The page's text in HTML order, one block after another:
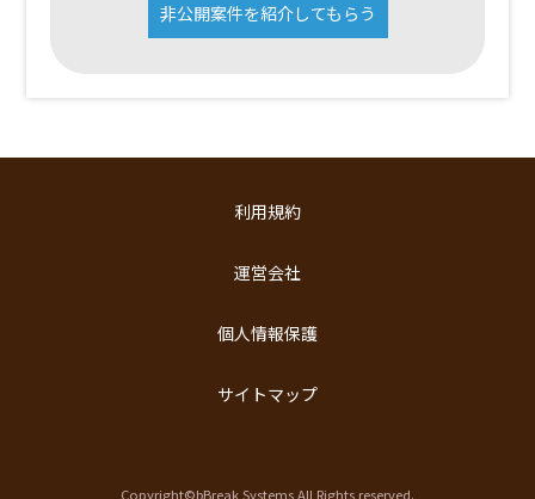
非公開案件を紹介してもらう
利用規約
運営会社
個人情報保護
サイトマップ
Copyright©bBreak Systems All Rights reserved.